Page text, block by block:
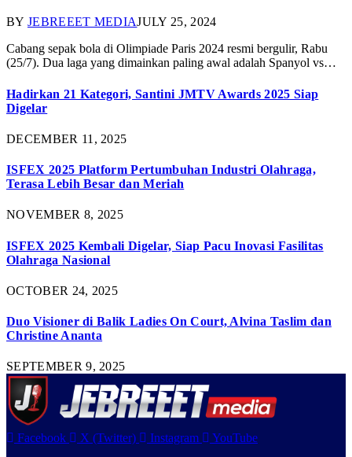
BY JEBREEET MEDIAJULY 25, 2024
Cabang sepak bola di Olimpiade Paris 2024 resmi bergulir, Rabu
(25/7). Dua laga yang dimainkan paling awal adalah Spanyol vs…
Hadirkan 21 Kategori, Santini JMTV Awards 2025 Siap
Digelar
DECEMBER 11, 2025
ISFEX 2025 Platform Pertumbuhan Industri Olahraga,
Terasa Lebih Besar dan Meriah
NOVEMBER 8, 2025
ISFEX 2025 Kembali Digelar, Siap Pacu Inovasi Fasilitas
Olahraga Nasional
OCTOBER 24, 2025
Duo Visioner di Balik Ladies On Court, Alvina Taslim dan
Christine Ananta
SEPTEMBER 9, 2025
Facebook X (Twitter) Instagram
YouTube